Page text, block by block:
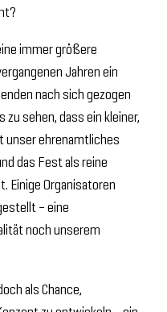
immer größere
Jahren ein
nach sich gezogen
sehen, dass ein kleiner,
unser ehrenamtliches
das Fest als reine
Einige Organisatoren
– eine
noch unserem
als Chance,